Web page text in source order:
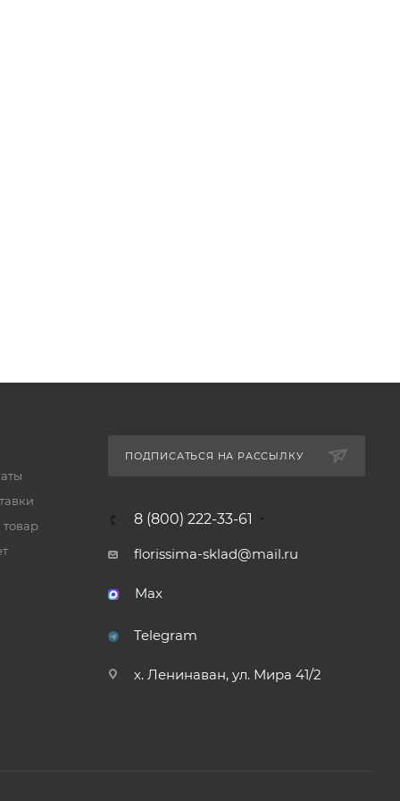
ПОДПИСАТЬСЯ НА РАССЫЛКУ
8 (800) 222-33-61
florissima-sklad@mail.ru
Max
Telegram
х. Ленинаван, ул. Мира 41/2